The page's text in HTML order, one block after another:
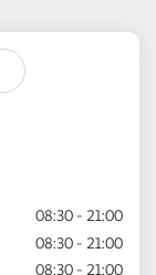
08:30 - 21:00
08:30 - 21:00
08:30 - 21:00